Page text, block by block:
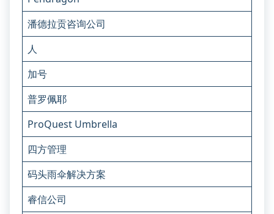
潘德拉贡咨询公司
人
加号
普罗佩耶
ProQuest Umbrella
四方管理
码头雨伞解决方案
睿信公司